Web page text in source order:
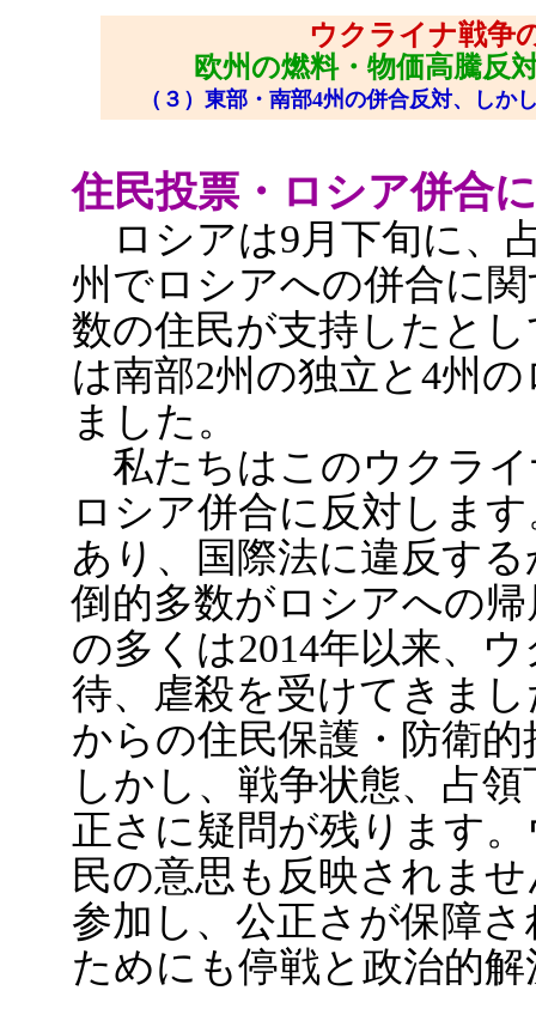
ウクライナ戦争
欧州の燃料・物価高騰反
（３）東部・南部4州の併合反対、し
住民投票・ロシア併合
ロシアは9月下旬に、
州でロシアへの併合に
数の住民が支持したと
は南部2州の独立と4州
ました。
私たちはこのウクライ
ロシア併合に反対しま
あり、国際法に違反す
倒的多数がロシアへの
の多くは2014年以来、
待、虐殺を受けてきま
からの住民保護・防衛
しかし、戦争状態、占
正さに疑問が残ります
民の意思も反映されま
参加し、公正さが保障
ためにも停戦と政治的